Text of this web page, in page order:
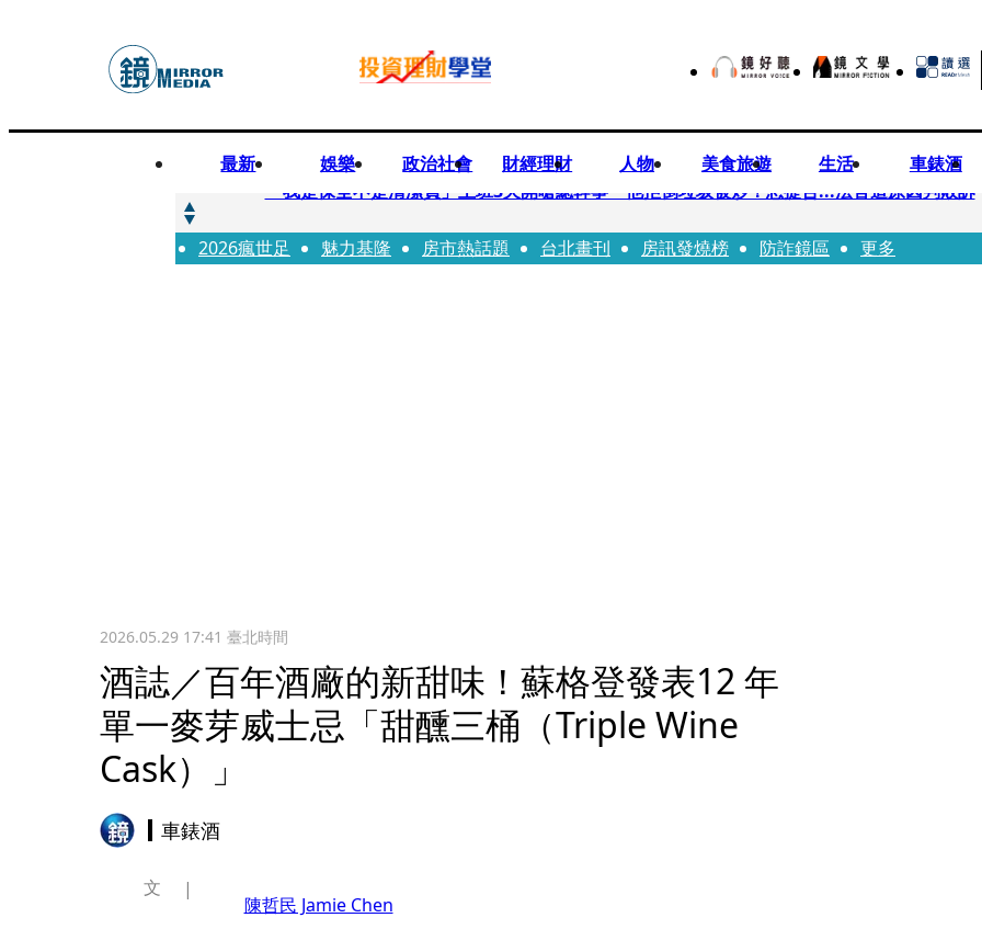
最新 娛樂 政治社會 財經理財 人物 美食旅遊 生活 車錶酒
快訊
「我是保全不是清潔員」上班3天開嗆總幹事 他拒倒垃圾被炒！怒提告...法官這原因判敗訴
快訊
吳建豪生日願望成真 周渝民苦練吉他獻唱、言承旭阿信暖心祝福
2026瘋世足 魅力基隆 房市熱話題 台北畫刊 房訊發燒榜 防詐鏡區 更多
2026.05.29 17:41 臺北時間
酒誌／百年酒廠的新甜味！蘇格登發表12 年
單一麥芽威士忌「甜醺三桶（Triple Wine
Cask）」
車錶酒
文
陳哲民 Jamie Chen